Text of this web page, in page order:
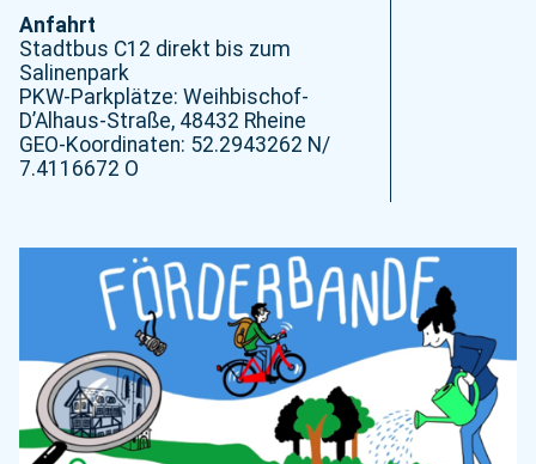
Anfahrt
Stadtbus C12 direkt bis zum
Salinenpark
PKW-Parkplätze: Weihbischof-
D’Alhaus-Straße, 48432 Rheine
GEO-Koordinaten: 52.2943262 N/
7.4116672 O